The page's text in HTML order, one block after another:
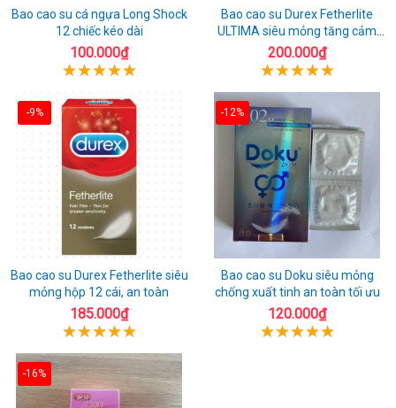
Bao cao su cá ngựa Long Shock
12 chiếc kéo dài
100.000₫
Bao cao su Durex Fetherlite
ULTIMA siêu mỏng tăng cảm
giác
200.000₫
-9%
Bao cao su Durex Fetherlite siêu
mỏng hộp 12 cái, an toàn
185.000₫
-12%
Bao cao su Doku siêu mỏng
chống xuất tinh an toàn tối ưu
120.000₫
-16%